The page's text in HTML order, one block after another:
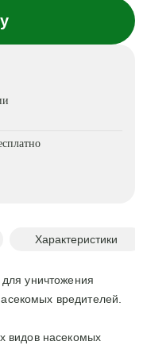
Характеристики
уничтожения
вредителей.
видов насекомых